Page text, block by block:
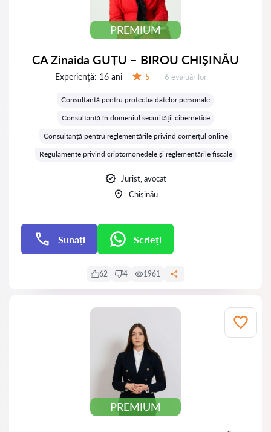
PREMIUM
CA Zinaida GUȚU – BIROU CHIȘINĂU
Experiență: 16 ani 5 Evaluărilor:
6 evaluărilor
Consultanță pentru protecția datelor personale
Consultanță în domeniul securității cibernetice
Consultanță pentru reglementările privind comerțul online
Regulamente privind criptomonedele și reglementările fiscale
Jurist, avocat
Chișinău
Sunați Scrieți
62 4 1961
PREMIUM